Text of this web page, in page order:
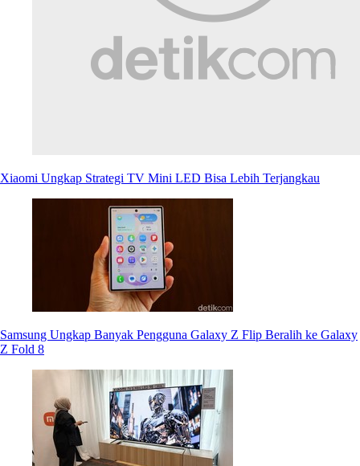
Xiaomi Ungkap Strategi TV Mini LED Bisa Lebih Terjangkau
Samsung Ungkap Banyak Pengguna Galaxy Z Flip Beralih ke Galaxy
Z Fold 8